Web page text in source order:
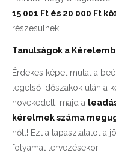
15 001 Ft és 20 000 Ft
részesülnek.
Tanulságok a
Érdekes képet mutat a
legelső időszakok után a
növekedett, majd a
kérelmek száma
nőtt! Ezt a tapasztalatot a
folyamat tervezésekor.